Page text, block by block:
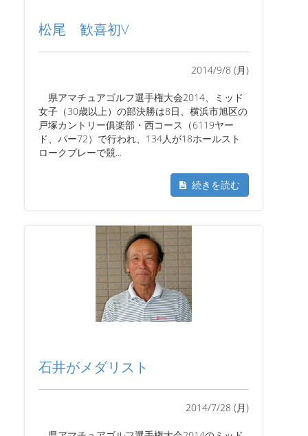
松尾 歓喜初V
2014/9/8 (月)
県アマチュアゴルフ選手権大会2014、ミッド
女子（30歳以上）の部決勝は8日、横浜市旭区の
戸塚カントリー俱楽部・西コース（6119ヤー
ド、パー72）で行われ、134人が18ホールスト
ロークプレーで競...
続きを読む
石井がメダリスト
2014/7/28 (月)